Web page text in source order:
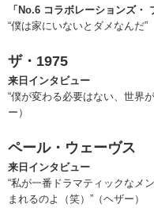
「No.6 コラボレーションズ・
“僕は家にいないとダメなんだ”
ザ・1975
来日インタビュー
“僕が変わる必要はない、世界
ー）
ペール・ウェーヴス
来日インタビュー
“私が一番ドラマティックなメ
まれるのよ（笑）”（ヘザー）